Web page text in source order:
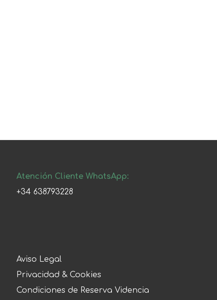
Atención Cliente WhatsApp:
+34 638793228
Aviso Legal
Privacidad & Cookies
Condiciones de Reserva Videncia